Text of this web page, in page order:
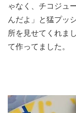
ゃなく、チコジュ
んだよ」と猛プッ
所を見せてくれま
て作ってました。